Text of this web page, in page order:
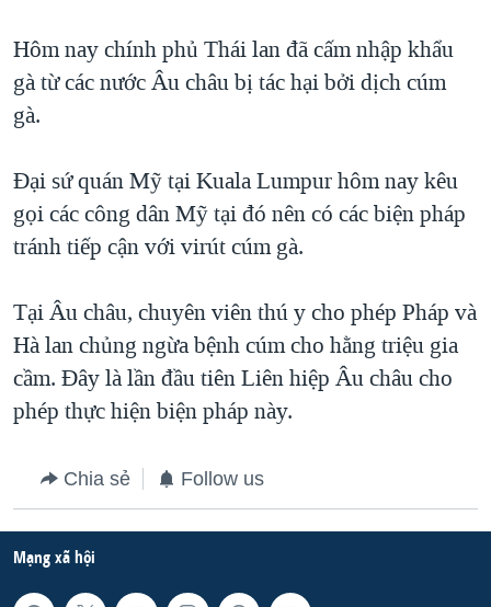
Hôm nay chính phủ Thái lan đã cấm nhập khẩu
gà từ các nước Âu châu bị tác hại bởi dịch cúm
gà.
Đại sứ quán Mỹ tại Kuala Lumpur hôm nay kêu
gọi các công dân Mỹ tại đó nên có các biện pháp
tránh tiếp cận với virút cúm gà.
Tại Âu châu, chuyên viên thú y cho phép Pháp và
Hà lan chủng ngừa bệnh cúm cho hằng triệu gia
cầm. Đây là lần đầu tiên Liên hiệp Âu châu cho
phép thực hiện biện pháp này.
Chia sẻ Follow us
Mạng xã hội